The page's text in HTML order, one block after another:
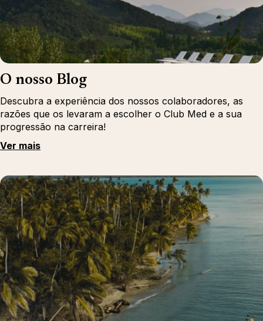
O nosso Blog
Descubra a experiência dos nossos colaboradores, as
razões que os levaram a escolher o Club Med e a sua
progressão na carreira!
Ver mais